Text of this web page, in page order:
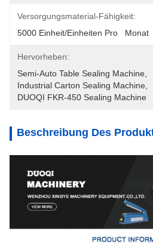
Versorgungsmaterial-Fähigkeit:
5000 Einheit/Einheiten Pro   Monat
Hervorheben:
Semi-Auto Table Sealing Machine
Industrial Carton Sealing Machine
DUOQI FKR-450 Sealing Machine
Beschreibung Des